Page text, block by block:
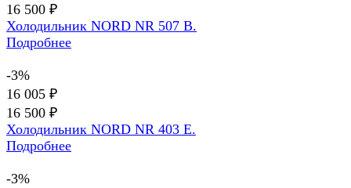
16 500 ₽
Холодильник NORD NR 507 B.
Подробнее
-3%
16 005 ₽
16 500 ₽
Холодильник NORD NR 403 E.
Подробнее
-3%